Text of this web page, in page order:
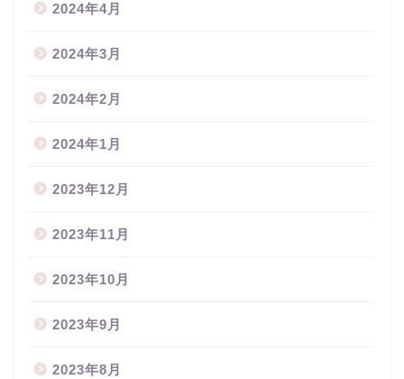
2024年4月
2024年3月
2024年2月
2024年1月
2023年12月
2023年11月
2023年10月
2023年9月
2023年8月